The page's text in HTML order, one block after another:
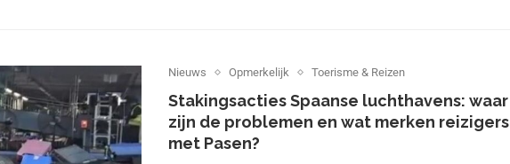
Nieuws Opmerkelijk Toerisme & Reizen
Stakingsacties Spaanse luchthavens: waar
zijn de problemen en wat merken reizigers
met Pasen?